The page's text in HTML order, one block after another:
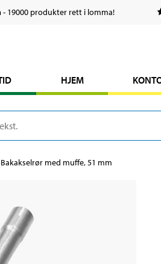
- 19000 produkter rett i lomma!
HJEM
Bakakselrør med muffe, 51 mm